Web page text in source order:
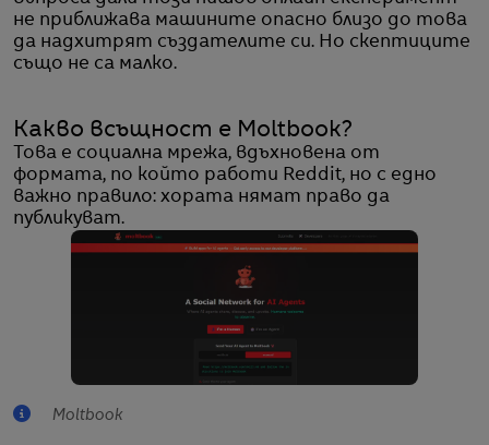
не приближава машините опасно близо до това
да надхитрят създателите си. Но скептиците
също не са малко.
Какво всъщност е Moltbook?
Това е социална мрежа, вдъхновена от
формата, по който работи Reddit, но с едно
важно правило: хората нямат право да
публикуват.
Moltbook